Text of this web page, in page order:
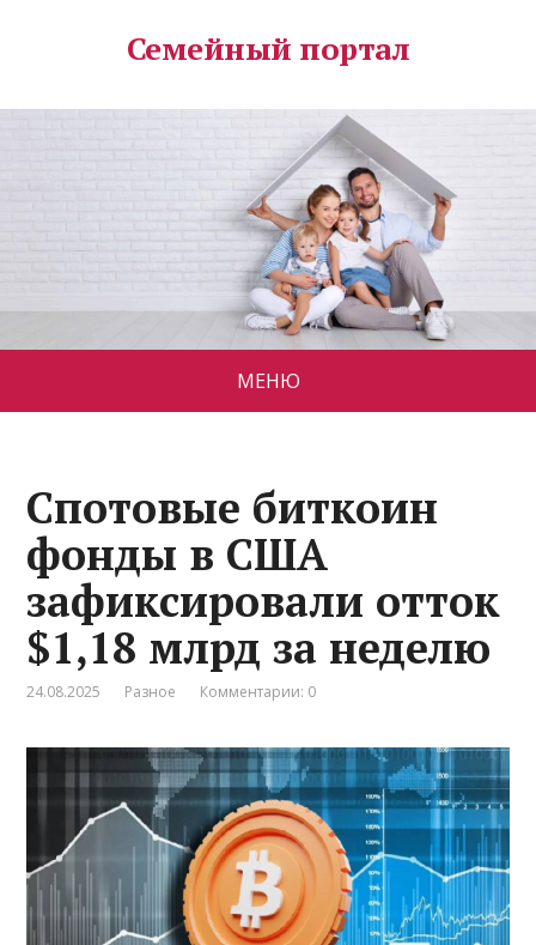
Семейный портал
МЕНЮ
Спотовые биткоин
фонды в США
зафиксировали отток
$1,18 млрд за неделю
24.08.2025 Разное Комментарии: 0